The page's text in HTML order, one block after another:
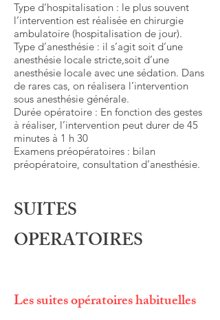
Type d’hospitalisation : le plus souvent
l’intervention est réalisée en chirurgie
ambulatoire (hospitalisation de jour).
Type d’anesthésie : il s’agit soit d’une
anesthésie locale stricte,soit d’une
anesthésie locale avec une sédation. Dans
de rares cas, on réalisera l’intervention
sous anesthésie générale.
Durée opératoire : En fonction des gestes
à réaliser, l’intervention peut durer de 45
minutes à 1 h 30
Examens préopératoires : bilan
préopératoire, consultation d’anesthésie.
SUITES
OPERATOIRES
Les suites opératoires habituelles